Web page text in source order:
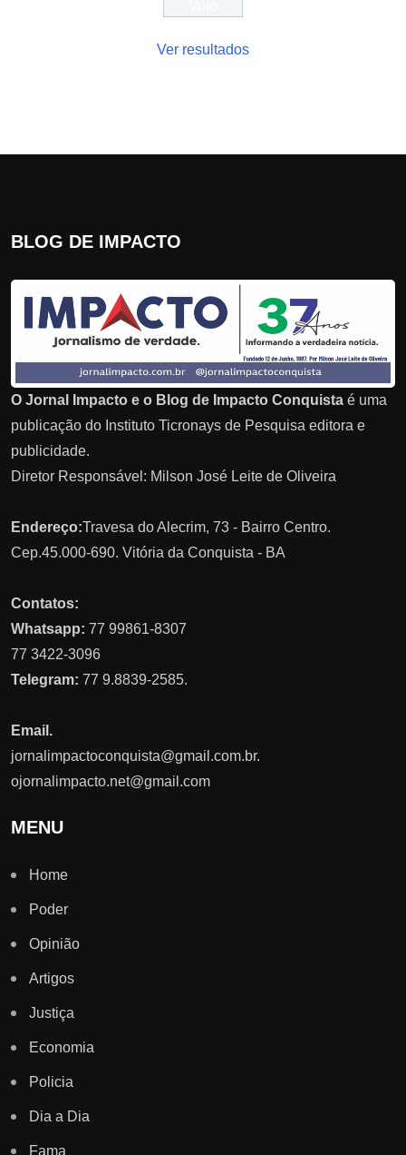
Ver resultados
BLOG DE IMPACTO
O Jornal Impacto e o Blog de Impacto Conquista é uma
publicação do Instituto Ticronays de Pesquisa editora e
publicidade.
Diretor Responsável: Milson José Leite de Oliveira
Endereço:Travesa do Alecrim, 73 - Bairro Centro.
Cep.45.000-690. Vitória da Conquista - BA
Contatos:
Whatsapp: 77 99861-8307
77 3422-3096
Telegram: 77 9.8839-2585.
Email.
jornalimpactoconquista@gmail.com.br.
ojornalimpacto.net@gmail.com
MENU
Home
Poder
Opinião
Artigos
Justiça
Economia
Policia
Dia a Dia
Fama